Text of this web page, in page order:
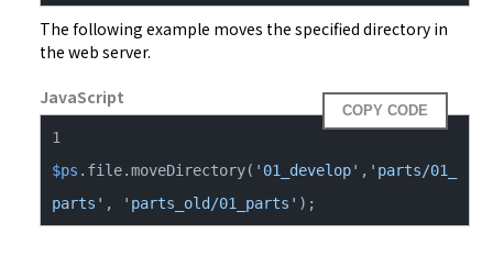
The following example moves the specified directory in
the web server.
JavaScript
COPY CODE
$ps .file.moveDirectory( '01_develop' , 'parts/01_
parts' , 'parts_old/01_parts' );